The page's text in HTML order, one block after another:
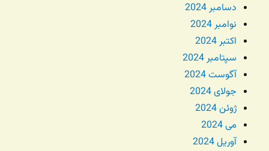
دسامبر 2024
نوامبر 2024
اکتبر 2024
سپتامبر 2024
آگوست 2024
جولای 2024
ژوئن 2024
می 2024
آوریل 2024